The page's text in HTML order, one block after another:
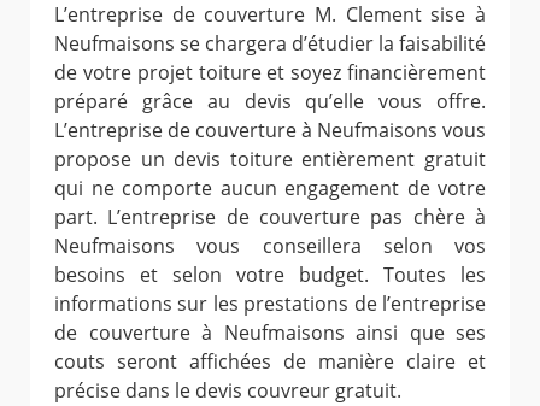
L’entreprise de couverture M. Clement sise à
Neufmaisons se chargera d’étudier la faisabilité
de votre projet toiture et soyez financièrement
préparé grâce au devis qu’elle vous offre.
L’entreprise de couverture à Neufmaisons vous
propose un devis toiture entièrement gratuit
qui ne comporte aucun engagement de votre
part. L’entreprise de couverture pas chère à
Neufmaisons vous conseillera selon vos
besoins et selon votre budget. Toutes les
informations sur les prestations de l’entreprise
de couverture à Neufmaisons ainsi que ses
couts seront affichées de manière claire et
précise dans le devis couvreur gratuit.